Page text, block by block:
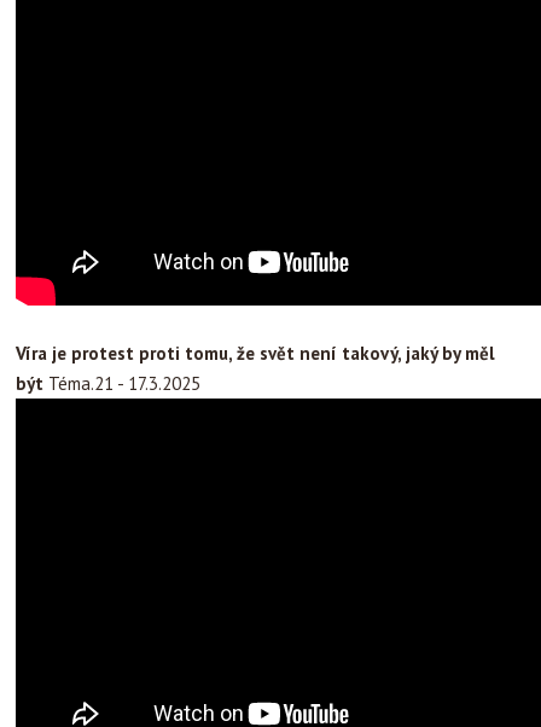
Víra je protest proti tomu, že svět není takový, jaký by měl
být Téma.21 - 17.3.2025